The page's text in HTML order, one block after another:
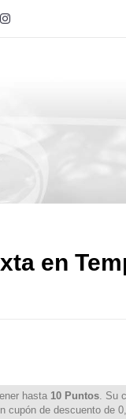
en
hasta 10 Puntos. Su
cupón de descuento de